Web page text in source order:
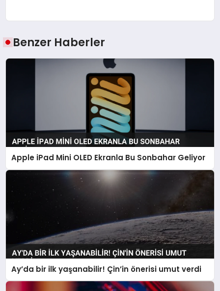
Benzer Haberler
Apple iPad Mini OLED Ekranla Bu Sonbahar Geliyor
Ay’da bir ilk yaşanabilir! Çin’in önerisi umut verdi